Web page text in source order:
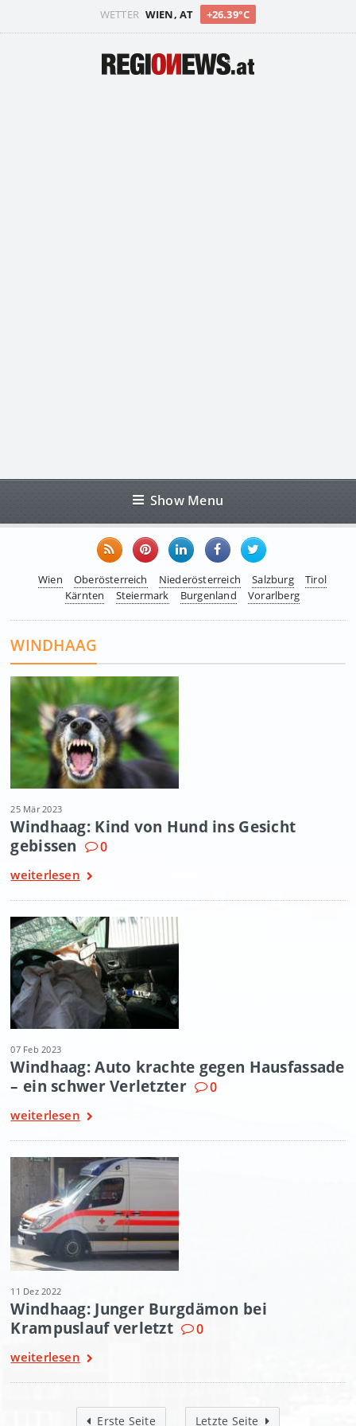
WETTER WIEN, AT +26.39°C
Show Menu
Wien Oberösterreich Niederösterreich Salzburg
Tirol
Kärnten
Steiermark Burgenland Vorarlberg
WINDHAAG
25 Mär 2023
Windhaag: Kind von Hund ins Gesicht
gebissen
0
weiterlesen
07 Feb 2023
Windhaag: Auto krachte gegen Hausfassade
– ein schwer Verletzter
0
weiterlesen
11 Dez 2022
Windhaag: Junger Burgdämon bei
Krampuslauf verletzt
0
weiterlesen
Erste Seite Letzte Seite